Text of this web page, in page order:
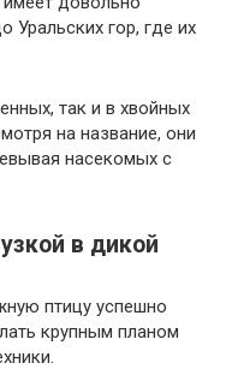
Уральских гор, где их
так и в хвойных
на название, они
насекомых с
в дикой
птицу успешно
крупным планом